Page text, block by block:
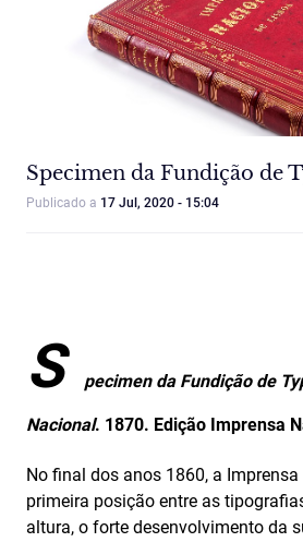
Specimen da Fundição de
Publicado a 17 Jul, 2020 - 15:04
S pecimen da Fundição de
Nacional. 1870. Edição Imprensa
No final dos anos 1860, a
primeira posição entre as
altura, o forte desenvolvimento da